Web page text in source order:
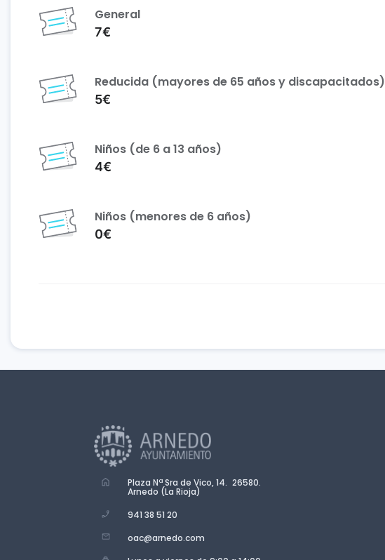
General
7€
Reducida (mayores de 65 años y discapacitados)
5€
Niños (de 6 a 13 años)
4€
Niños (menores de 6 años)
0€
Plaza Nª Sra de Vico, 14. 26580.
Arnedo (La Rioja)
941 38 51 20
oac@arnedo.com